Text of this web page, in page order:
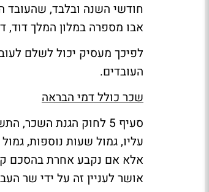
אבו מספרה במלון המלך דוד, דינים
לפיכך מעסיק יכול לשלם
העובדים.
שכר כולל דמי הבראה
עליו, גמול שעות נוספות,
אלא אם נקבע אחרת בהסכם
אושר לעניין זה על ידי שר